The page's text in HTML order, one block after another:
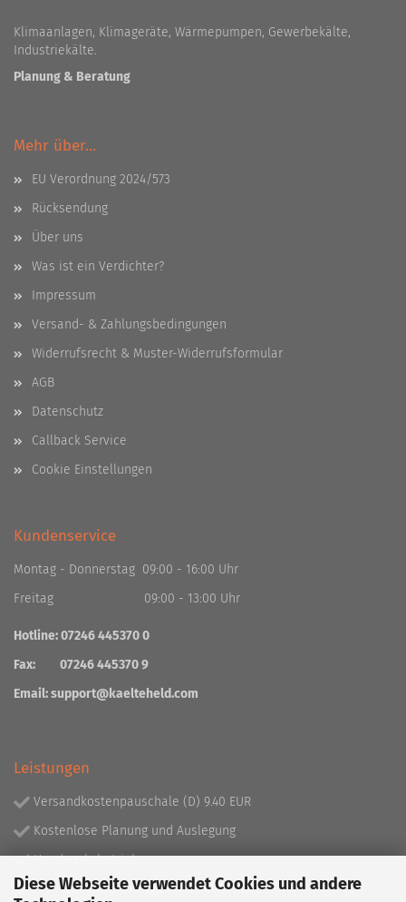
Diese Webseite verwendet Cookies und andere
Klimaanlagen, Klimageräte, Wärmepumpen, Gewerbekälte,
Industriekälte.
Planung & Beratung
Mehr über...
EU Verordnung 2024/573
Rücksendung
Über uns
Was ist ein Verdichter?
Impressum
Versand- & Zahlungsbedingungen
Widerrufsrecht & Muster-Widerrufsformular
AGB
Datenschutz
Callback Service
Cookie Einstellungen
Kundenservice
Montag - Donnerstag 09:00 - 16:00 Uhr
Freitag 09:00 - 13:00 Uhr
Hotline: 07246 445370 0
Fax: 07246 445370 9
Email:support@kaelteheld.com
Leistungen
Versandkostenpauschale (D) 9.40 EUR
Kostenlose Planung und Auslegung
Handwerksbetrieb
Lieferprogramm mit über 130.000 Artikeln!